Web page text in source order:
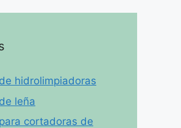
hidrolimpiadoras
leña
cortadoras de